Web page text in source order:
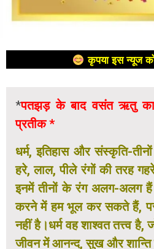
कृपया इस न्यूज
*पतझड़ के बाद वसंत ऋतु का
प्रतीक *
धर्म, इतिहास और संस्कृति-
हरे, लाल, पीले रंगों की तरह
इनमें तीनों के रंग अलग-अलग
करने में हम भूल कर सकते हैं,
नहीं है।धर्म वह शाश्वत तत्त्व
जीवन में आनन्द, सुख और शान्ति